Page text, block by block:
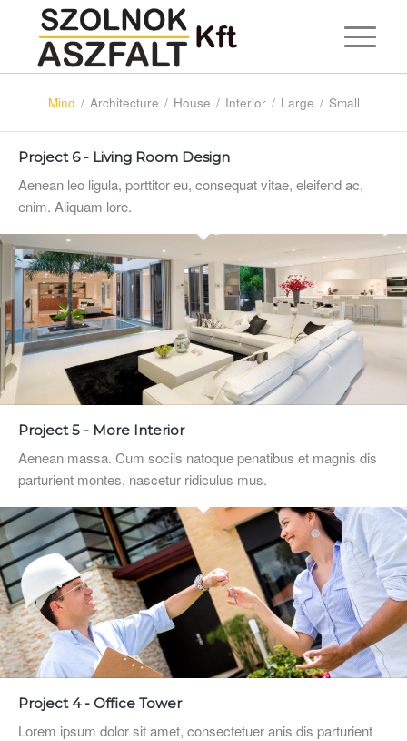
Mind / Architecture / House / Interior / Large / Small
Project 6 - Living Room Design
Aenean leo ligula, porttitor eu, consequat vitae, eleifend ac,
enim. Aliquam lore.
Project 5 - More Interior
Aenean massa. Cum sociis natoque penatibus et magnis dis
parturient montes, nascetur ridiculus mus.
Project 4 - Office Tower
Lorem ipsum dolor sit amet, consectetuer anis dis parturient